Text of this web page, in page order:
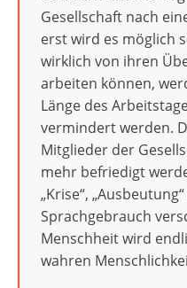
Gesellschaft nach
erst wird es möglich
wirklich von ihren
arbeiten können,
Länge des
vermindert werden.
Mitglieder der
mehr befriedigt
„Krise“,
Sprachgebrauch
Menschheit wird
wahren